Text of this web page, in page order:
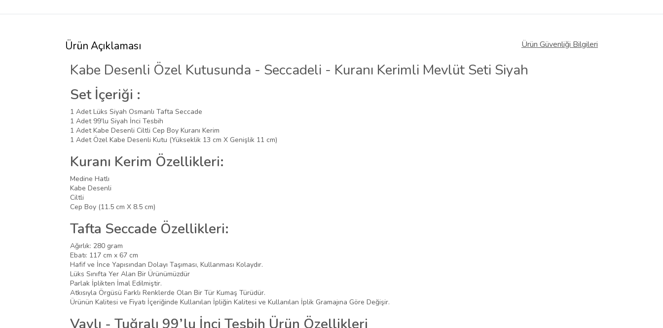
Ürün Açıklaması Ürün Güvenliği Bilgileri
Kabe Desenli Özel Kutusunda - Seccadeli - Kuranı Kerimli Mevlüt Seti Siyah
Set İçeriği :
1 Adet Lüks Siyah Osmanlı Tafta Seccade
1 Adet 99’lu Siyah İnci Tesbih
1 Adet Kabe Desenli Ciltli Cep Boy Kuranı Kerim
1 Adet Özel Kabe Desenli Kutu (Yükseklik 13 cm X Genişlik 11 cm)
Kuranı Kerim Özellikleri:
Medine Hatlı
Kabe Desenli
Ciltli
Cep Boy (11.5 cm X 8.5 cm)
Tafta Seccade Özellikleri:
Ağırlık: 280 gram
Ebatı: 117 cm x 67 cm
Hafif ve İnce Yapısından Dolayı Taşıması, Kullanması Kolaydır.
Lüks Sınıfta Yer Alan Bir Ürünümüzdür
Parlak İplikten İmal Edilmiştir.
Atkısıyla Örgüsü Farklı Renklerde Olan Bir Tür Kumaş Türüdür.
Ürünün Kalitesi ve Fiyatı İçeriğinde Kullanılan İpliğin Kalitesi ve Kullanılan İplik Gramajına Göre Değişir.
Vavlı - Tuğralı 99’lu İnci Tesbih Ürün Özellikleri